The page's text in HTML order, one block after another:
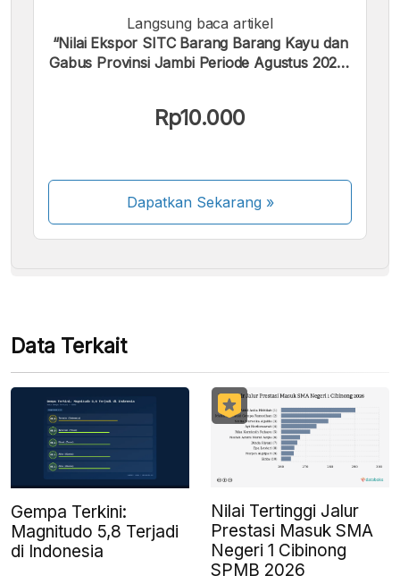
Langsung baca artikel
“Nilai Ekspor SITC Barang Barang Kayu dan
Gabus Provinsi Jambi Periode Agustus 2025-
Rp10.000
Dapatkan Sekarang»
Beberapa metode pembayaran masih dalam
Data Terkait
Gempa Terkini:
Magnitudo 5,8 Terjadi
di Indonesia
Nilai Tertinggi Jalur
Prestasi Masuk SMA
Negeri 1 Cibinong
SPMB 2026